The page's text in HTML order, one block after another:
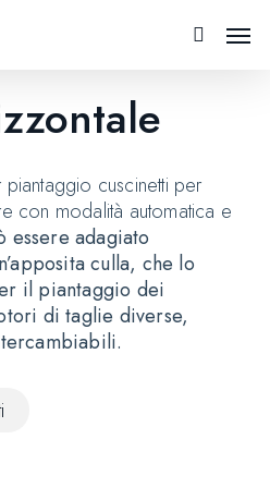
search
Menu
cuscinetti per
con modalità automatica e
essere adagiato
culla, che lo
il piantaggio dei
di taglie diverse,